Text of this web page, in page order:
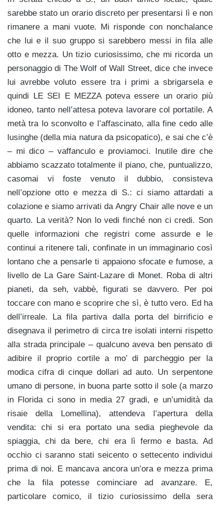
sarebbe stato un orario discreto per presentarsi lì e non
rimanere a mani vuote. Mi risponde con nonchalance
che lui e il suo gruppo si sarebbero messi in fila alle
otto e mezza. Un tizio curiosissimo, che mi ricorda un
personaggio di The Wolf of Wall Street, dice che invece
lui avrebbe voluto essere tra i primi a sbrigarsela e
quindi LE SEI E MEZZA poteva essere un orario più
idoneo, tanto nell’attesa poteva lavorare col portatile. A
metà tra lo sconvolto e l’affascinato, alla fine cedo alle
lusinghe (della mia natura da psicopatico), e sai che c’è
– mi dico – vaffanculo e proviamoci. Inutile dire che
abbiamo scazzato totalmente il piano, che, puntualizzo,
casomai vi foste venuto il dubbio, consisteva
nell’opzione otto e mezza di S.: ci siamo attardati a
colazione e siamo arrivati da Angry Chair alle nove e un
quarto. La verità? Non lo vedi finché non ci credi. Son
quelle informazioni che registri come assurde e le
continui a ritenere tali, confinate in un immaginario così
lontano che a pensarle ti appaiono sfocate e fumose, a
livello de La Gare Saint-Lazare di Monet. Roba di altri
pianeti, da seh, vabbè, figurati se davvero. Per poi
toccare con mano e scoprire che sì, è tutto vero. Ed ha
dell’irreale. La fila partiva dalla porta del birrificio e
disegnava il perimetro di circa tre isolati interni rispetto
alla strada principale – qualcuno aveva ben pensato di
adibire il proprio cortile a mo’ di parcheggio per la
modica cifra di cinque dollari ad auto. Un serpentone
umano di persone, in buona parte sotto il sole (a marzo
in Florida ci sono in media 27 gradi, e un’umidità da
risaie della Lomellina), attendeva l’apertura della
vendita: chi si era portato una sedia pieghevole da
spiaggia, chi da bere, chi era lì fermo e basta. Ad
occhio ci saranno stati seicento o settecento individui
prima di noi. E mancava ancora un’ora e mezza prima
che la fila potesse cominciare ad avanzare. E,
particolare comico, il tizio curiosissimo della sera